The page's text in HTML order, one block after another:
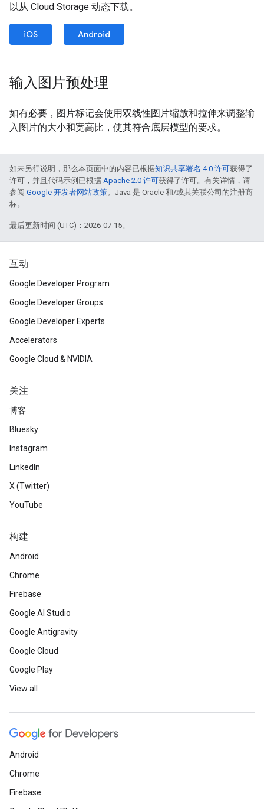
以从 Cloud Storage 动态下载。
iOS Android
输入图片预处理
如有必要，图片标记会使用双线性图片缩放和拉伸来调整输
入图片的大小和宽高比，使其符合底层模型的要求。
如未另行说明，那么本页面中的内容已根据知识共享署名 4.0 许可获得了
许可，并且代码示例已根据 Apache 2.0 许可获得了许可。有关详情，请
参阅 Google 开发者网站政策。Java 是 Oracle 和/或其关联公司的注册商
标。
最后更新时间 (UTC)：2026-07-15。
互动
Google Developer Program
Google Developer Groups
Google Developer Experts
Accelerators
Google Cloud & NVIDIA
关注
博客
Bluesky
Instagram
LinkedIn
X (Twitter)
YouTube
构建
Android
Chrome
Firebase
Google AI Studio
Google Antigravity
Google Cloud
Google Play
View all
Android
Chrome
Firebase